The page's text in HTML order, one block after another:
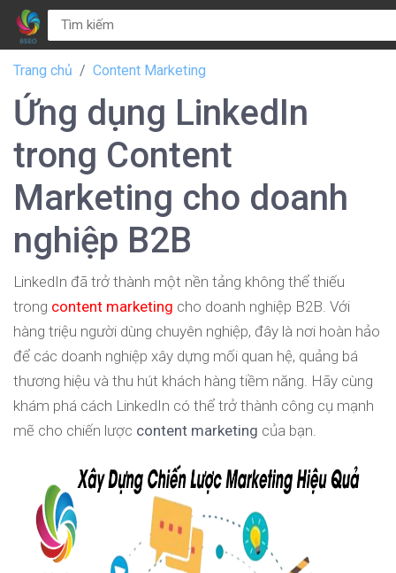
Trang chủ Content Marketing
Ứng dụng LinkedIn
trong Content
Marketing cho doanh
nghiệp B2B
LinkedIn đã trở thành một nền tảng không thể thiếu
trong content marketing cho doanh nghiệp B2B. Với
hàng triệu người dùng chuyên nghiệp, đây là nơi hoàn hảo
để các doanh nghiệp xây dựng mối quan hệ, quảng bá
thương hiệu và thu hút khách hàng tiềm năng. Hãy cùng
khám phá cách LinkedIn có thể trở thành công cụ mạnh
mẽ cho chiến lược content marketing của bạn.